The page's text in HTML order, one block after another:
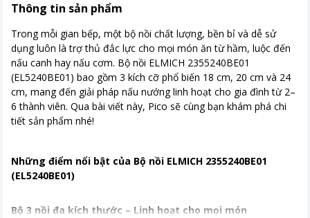
Thông tin sản phẩm
Trong mỗi gian bếp, một bộ nồi chất lượng, bền bỉ và dễ sử
dụng luôn là trợ thủ đắc lực cho mọi món ăn từ hầm, luộc đến
nấu canh hay nấu cơm. Bộ nồi ELMICH 2355240BE01
(EL5240BE01) bao gồm 3 kích cỡ phổ biến 18 cm, 20 cm và 24
cm, mang đến giải pháp nấu nướng linh hoạt cho gia đình từ 2–
6 thành viên. Qua bài viết này, Pico sẽ cùng bạn khám phá chi
tiết sản phẩm nhé!
Những điểm nổi bật của Bộ nồi ELMICH 2355240BE01
(EL5240BE01)
Bộ 3 nồi đa kích thước – Linh hoạt cho mọi món